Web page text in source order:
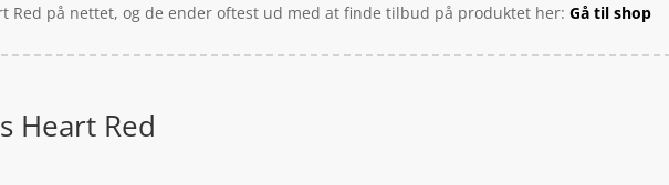
Red på nettet, og de ender oftest ud med at finde tilbud på produktet her:Gå til shop
Heart Red